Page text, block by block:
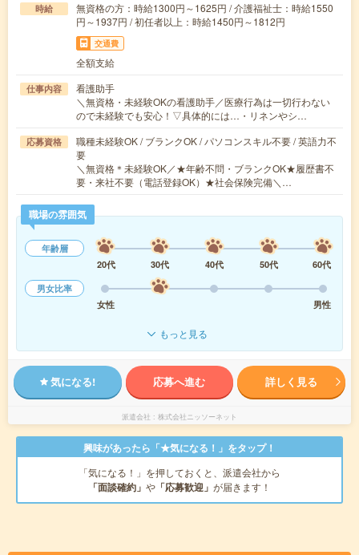
時給
無資格の方：時給1300円～1625円 / 介護福祉士：時給1550
円～1937円 / 初任者以上：時給1450円～1812円
交通費
全額支給
仕事内容
看護助手
＼無資格・未経験OKの看護助手／医療行為は一切行わない
ので未経験でも安心！▽具体的には…・リネンやシ…
応募資格
職種未経験OK / ブランクOK / パソコンスキル不要 / 英語力不
要
＼無資格＊未経験OK／★年齢不問・ブランクOK★履歴書不
要・来社不要（電話登録OK）★社会保険完備＼…
職場の雰囲気
年齢層
20代
30代 40代 50代
60代
男女比率
女性
男性
もっと見る
気になる! 応募へ進む 詳しく見る
派遣会社 株式会社ニッソーネット
興味があったら「★気になる！」をタップ！
「気になる！」を押しておくと、派遣会社から
「面談確約」 や 「応募歓迎」 が届きます！